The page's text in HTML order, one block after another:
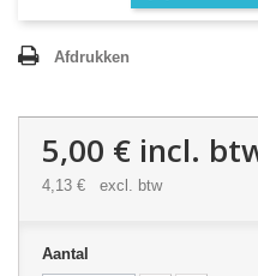
Afdrukken
5,00 € incl.
4,13 € excl. btw
Aantal